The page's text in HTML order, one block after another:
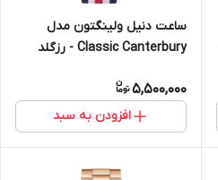
ساعت دنیل ولینگتون مدل
Classic Canterbury - رزگلد
5,500,000
افزودن به سبد